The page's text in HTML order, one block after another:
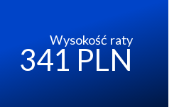
Wysokość raty
341 PLN